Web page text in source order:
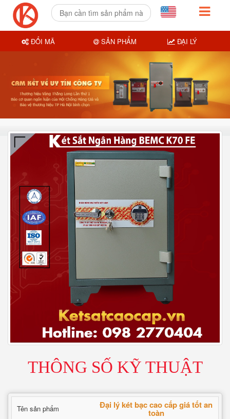
THÔNG SỐ KỸ THUẬT
Tên sản phẩm Đại lý két bạc cao cấp giá tốt an
toàn
ĐỔI MÃ SẢN PHẨM ĐẠI LÝ